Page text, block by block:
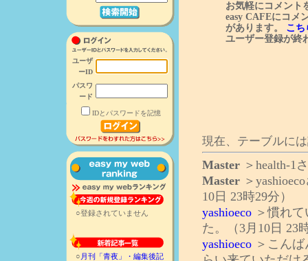
ユーザ
ーID
パスワ
ード
IDとパスワードを記憶
○登録されていません
○ 月刊「青夜」・編集後記
お気軽にコメント
easy CAFEにコメ
があります。 こち
ユーザー登録が終